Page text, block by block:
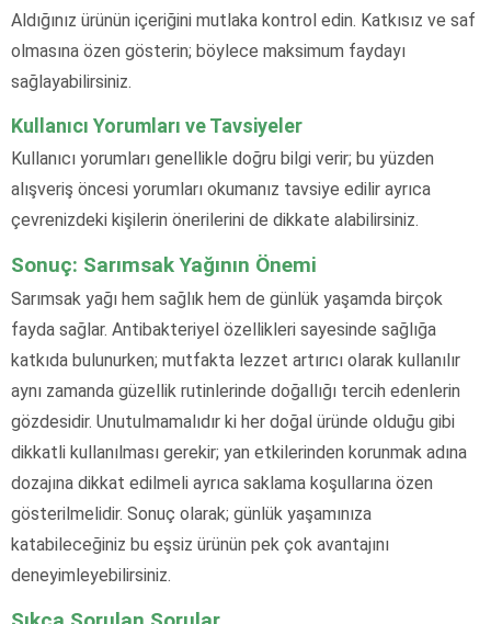
Aldığınız ürünün içeriğini mutlaka kontrol edin. Katkısız ve saf
olmasına özen gösterin; böylece maksimum faydayı
sağlayabilirsiniz.
Kullanıcı Yorumları ve Tavsiyeler
Kullanıcı yorumları genellikle doğru bilgi verir; bu yüzden
alışveriş öncesi yorumları okumanız tavsiye edilir ayrıca
çevrenizdeki kişilerin önerilerini de dikkate alabilirsiniz.
Sonuç: Sarımsak Yağının Önemi
Sarımsak yağı hem sağlık hem de günlük yaşamda birçok
fayda sağlar. Antibakteriyel özellikleri sayesinde sağlığa
katkıda bulunurken; mutfakta lezzet artırıcı olarak kullanılır
aynı zamanda güzellik rutinlerinde doğallığı tercih edenlerin
gözdesidir. Unutulmamalıdır ki her doğal üründe olduğu gibi
dikkatli kullanılması gerekir; yan etkilerinden korunmak adına
dozajına dikkat edilmeli ayrıca saklama koşullarına özen
gösterilmelidir. Sonuç olarak; günlük yaşamınıza
katabileceğiniz bu eşsiz ürünün pek çok avantajını
deneyimleyebilirsiniz.